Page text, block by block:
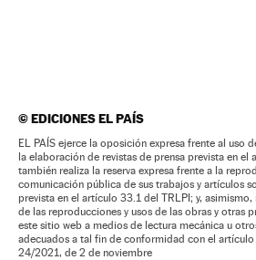
©EDICIONES EL PAÍS
EL PAÍS ejerce la oposición expresa frente al uso
la elaboración de revistas de prensa prevista en el
también realiza la reserva expresa frente a la
comunicación pública de sus trabajos y artículos
prevista en el artículo 33.1 del TRLPI; y, asimismo,
de las reproducciones y usos de las obras y otras
este sitio web a medios de lectura mecánica u
adecuados a tal fin de conformidad con el
24/2021, de 2 de noviembre